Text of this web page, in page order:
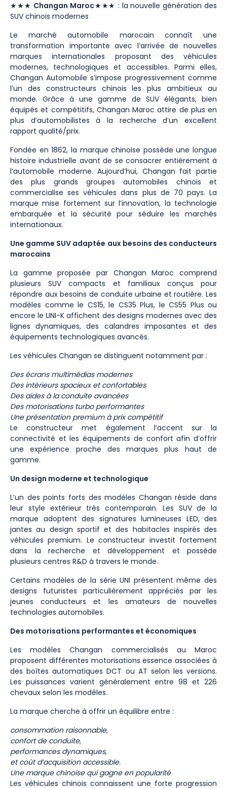
★★★ Changan Maroc★★★ : la nouvelle génération des
SUV chinois modernes
Le marché automobile marocain connaît une
transformation importante avec l’arrivée de nouvelles
marques internationales proposant des véhicules
modernes, technologiques et accessibles. Parmi elles,
Changan Automobile s’impose progressivement comme
l’un des constructeurs chinois les plus ambitieux au
monde. Grâce à une gamme de SUV élégants, bien
équipés et compétitifs, Changan Maroc attire de plus en
plus d’automobilistes à la recherche d’un excellent
rapport qualité/prix.
Fondée en 1862, la marque chinoise possède une longue
histoire industrielle avant de se consacrer entièrement à
l’automobile moderne. Aujourd’hui, Changan fait partie
des plus grands groupes automobiles chinois et
commercialise ses véhicules dans plus de 70 pays. La
marque mise fortement sur l’innovation, la technologie
embarquée et la sécurité pour séduire les marchés
internationaux.
Une gamme SUV adaptée aux besoins des conducteurs
marocains
La gamme proposée par Changan Maroc comprend
plusieurs SUV compacts et familiaux conçus pour
répondre aux besoins de conduite urbaine et routière. Les
modèles comme le CS15, le CS35 Plus, le CS55 Plus ou
encore le UNI-K affichent des designs modernes avec des
lignes dynamiques, des calandres imposantes et des
équipements technologiques avancés.
Les véhicules Changan se distinguent notamment par :
Des écrans multimédias modernes
Des intérieurs spacieux et confortables
Des aides à la conduite avancées
Des motorisations turbo performantes
Une présentation premium à prix compétitif
Le constructeur met également l’accent sur la
connectivité et les équipements de confort afin d’offrir
une expérience proche des marques plus haut de
gamme.
Un design moderne et technologique
L’un des points forts des modèles Changan réside dans
leur style extérieur très contemporain. Les SUV de la
marque adoptent des signatures lumineuses LED, des
jantes au design sportif et des habitacles inspirés des
véhicules premium. Le constructeur investit fortement
dans la recherche et développement et possède
plusieurs centres R&D à travers le monde.
Certains modèles de la série UNI présentent même des
designs futuristes particulièrement appréciés par les
jeunes conducteurs et les amateurs de nouvelles
technologies automobiles.
Des motorisations performantes et économiques
Les modèles Changan commercialisés au Maroc
proposent différentes motorisations essence associées à
des boîtes automatiques DCT ou AT selon les versions.
Les puissances varient généralement entre 98 et 226
chevaux selon les modèles.
La marque cherche à offrir un équilibre entre :
consommation raisonnable,
confort de conduite,
performances dynamiques,
et coût d’acquisition accessible.
Une marque chinoise qui gagne en popularité
Les véhicules chinois connaissent une forte progression